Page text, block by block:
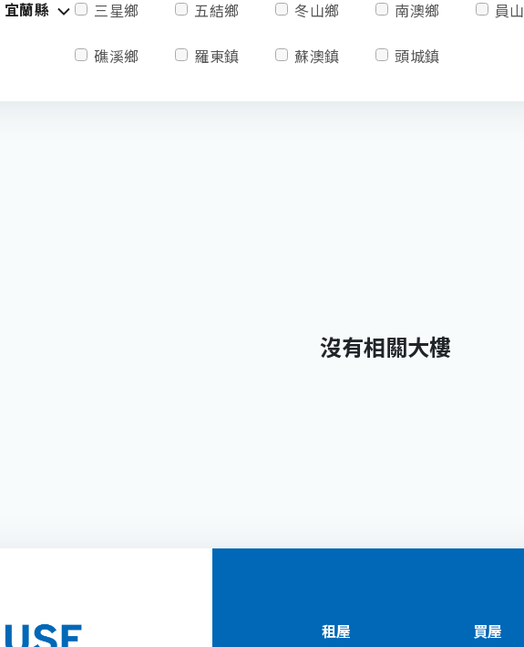
宜蘭縣 三星鄉 五結鄉 冬山鄉 南澳鄉 員
礁溪鄉 羅東鎮 蘇澳鎮 頭城鎮
沒有相關大樓
租屋 買屋